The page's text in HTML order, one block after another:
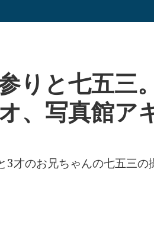
りと七五三
、写真館ア
3才のお兄ちゃんの七五三の